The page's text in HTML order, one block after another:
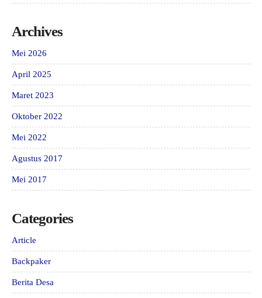
Archives
Mei 2026
April 2025
Maret 2023
Oktober 2022
Mei 2022
Agustus 2017
Mei 2017
Categories
Article
Backpaker
Berita Desa